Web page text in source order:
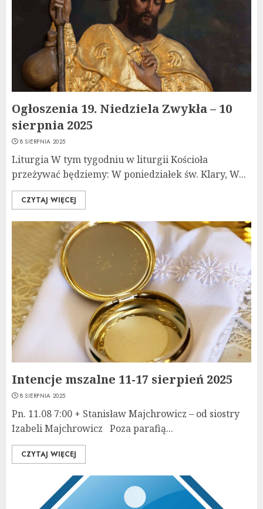
Ogłoszenia 19. Niedziela Zwykła – 10
sierpnia 2025
8 SIERPNIA 2025
Liturgia W tym tygodniu w liturgii Kościoła
przeżywać będziemy: W poniedziałek św. Klary, W...
CZYTAJ WIĘCEJ
Intencje mszalne 11-17 sierpień 2025
8 SIERPNIA 2025
Pn. 11.08 7:00 + Stanisław Majchrowicz – od siostry
Izabeli Majchrowicz Poza parafią...
CZYTAJ WIĘCEJ